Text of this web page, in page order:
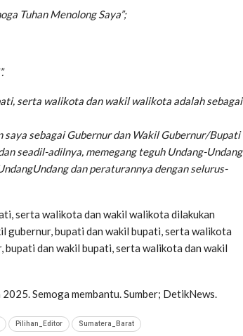
Tuhan Menolong Saya”;
serta walikota dan wakil walikota adalah sebagai
saya sebagai Gubernur dan Wakil Gubernur/Bupati
seadil-adilnya, memegang teguh Undang-Undang
dan peraturannya dengan selurus-
serta walikota dan wakil walikota dilakukan
gubernur, bupati dan wakil bupati, serta walikota
dan wakil bupati, serta walikota dan wakil
Semoga membantu. Sumber; DetikNews.
Pilihan_Editor Sumatera_Barat